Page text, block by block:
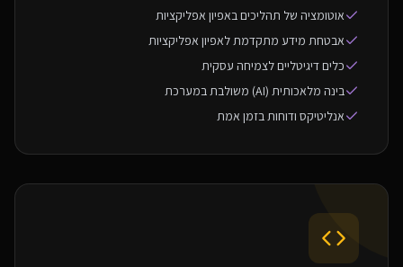
אוטומציה של תהליכים באפיון אפליקציות
אבטחת מידע מתקדמת לאפיון אפליקציות
כלים דיגיטליים לצמיחה עסקית
בינה מלאכותית (AI) משולבת במערכת
אנליטיקס ודוחות בזמן אמת